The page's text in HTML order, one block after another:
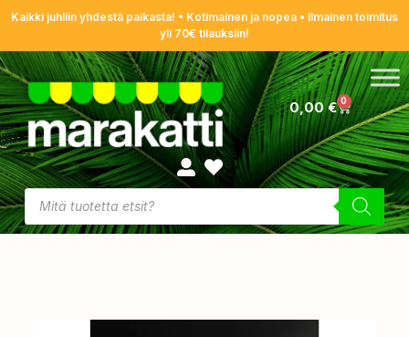
Kaikki juhliin yhdestä paikasta! • Kotimainen ja nopea • Ilmainen toimitus
yli 70€ tilauksiin!
0,00€ 0